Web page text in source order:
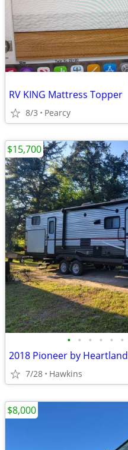
RV KING Mattress Topper
8/3 Pearcy
• • • • • •
2018 Pioneer by Heartland
7/28 Hawkins
$15,700
$8,000